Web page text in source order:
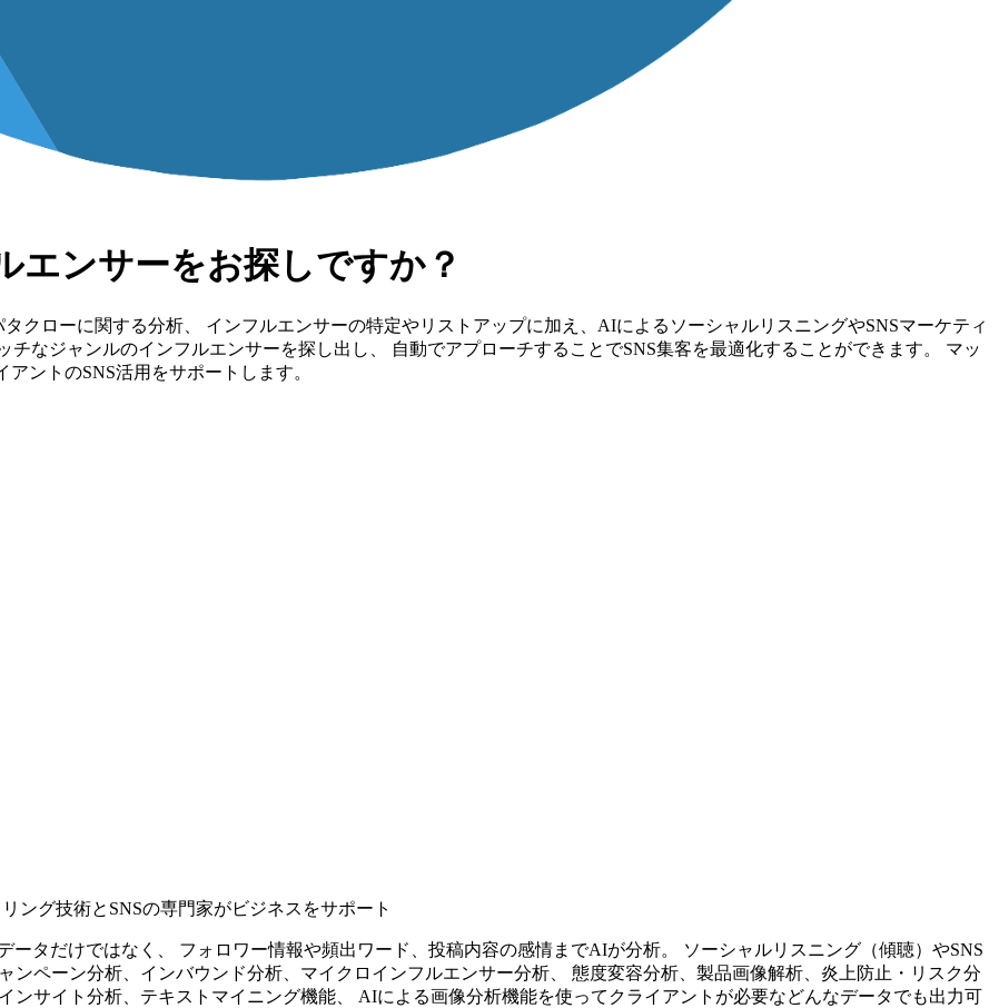
エンサーをお探しですか？
クローに関する分析、 インフルエンサーの特定やリストアップに加え、AIによるソーシャルリスニングやSNSマーケティ
なジャンルのインフルエンサーを探し出し、 自動でアプローチすることでSNS集客を最適化することができます。 マッ
ントのSNS活用をサポートします。
ング技術とSNSの専門家がビジネスをサポート
ータだけではなく、 フォロワー情報や頻出ワード、投稿内容の感情までAIが分析。 ソーシャルリスニング（傾聴）やSNS
ンペーン分析、インバウンド分析、マイクロインフルエンサー分析、 態度変容分析、製品画像解析、炎上防止・リスク分
ンサイト分析、テキストマイニング機能、 AIによる画像分析機能を使ってクライアントが必要などんなデータでも出力可